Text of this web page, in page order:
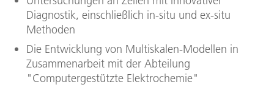
Diagnostik, einschließlich in-situ und ex-situ
Methoden
Die Entwicklung von Multiskalen-Modellen in
Zusammenarbeit mit der Abteilung
"Computergestützte Elektrochemie"